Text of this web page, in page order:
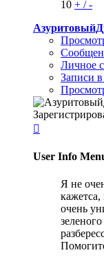
10 + /-
Личное
Записи

User Info
Я не
очень